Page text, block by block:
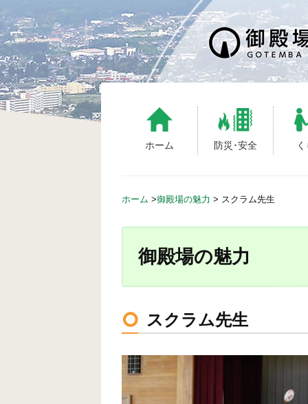
S
k
i
p
t
o
c
ホーム 防災･安全
ホーム >御殿場の魅力 > スクラム先生
御殿場の魅力
スクラム先生